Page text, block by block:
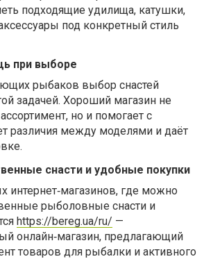
подходящие удилища, катушки,
под конкретный стиль
при выборе
рыбаков выбор снастей
задачей. Хороший магазин не
но и помогает с
различия между моделями и даёт
снасти и удобные покупки
интернет‑магазинов, где можно
рыболовные снасти и
https://bereg.ua/ru/ —
онлайн‑магазин, предлагающий
товаров для рыбалки и активного